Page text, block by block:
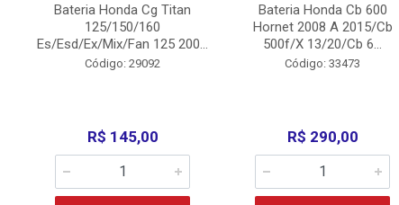
Bateria Honda Cg Titan
125/150/160
Es/Esd/Ex/Mix/Fan 125 200...
Código: 29092
R$ 145,00
Bateria Honda Cb 600
Hornet 2008 A 2015/Cb
500f/X 13/20/Cb 6...
Código: 33473
R$ 290,00